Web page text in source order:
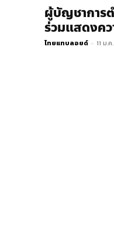
ผู้​บัญชาการ​
ร่วมแสดงค
ไทยแทบลอยด์ - 11 ม.